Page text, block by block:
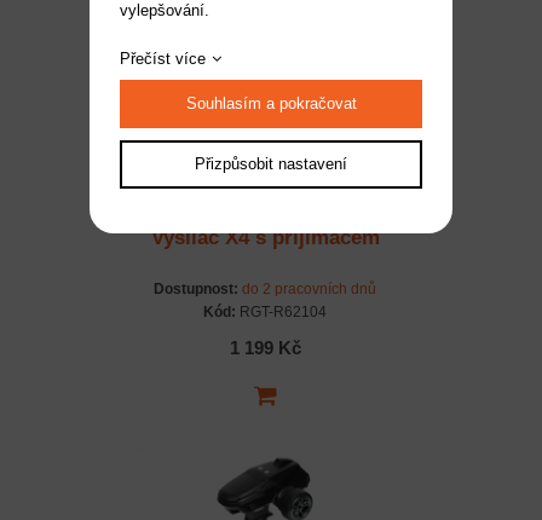
Vysílač X4 s přijímačem
Dostupnost: do 2 pracovních dnů
Kód: RGT-R62104
1 199 Kč
vylepšování.
Přečíst více
Souhlasím a pokračovat
Přizpůsobit nastavení